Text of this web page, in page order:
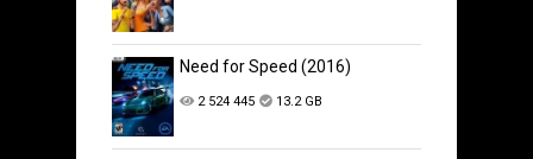
Need for Speed (2016)
2 524 445 13.2 GB